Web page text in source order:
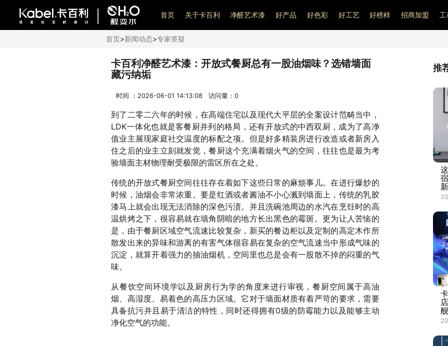
艺术漆加盟
首页 关于卡百利 净醛艺术漆 好产品 好色彩 好工艺 好榜样 招商加盟
首页>新闻动态>专家答疑
卡百利净醛艺术漆：开放式餐厨总有一股油烟味？选错墙面
藏污纳垢
时间 ：2026-06-01 14:13:08 访问量： 0
到了二零二六年的时候，在高端住宅以及现代大平层的全案设计范畴当中，
LDK一体化也就是客餐厨并列的格局，还有开放式的中西双厨，成为了高净
值业主展现家庭社交温度的标配之项。但是好多精装房进行改造或者新房入
住之后的业主立刻就发觉，餐厨这个充满着烟火气的空间，往往也是最为考
验墙面主材物理耐受极限的雷区所在之处。
传统的开放式餐厨空间往往存在着如下这些日常的麻烦事儿。在进行爆炒的
时候，油烟会非常浓重。要是红酒或者酱油不小心溅到墙面上，传统的乳胶
漆马上就会出现无法消除的深色污渍。并且洗碗池周边的水汽在烹饪时的高
温烘烤之下，很容易就在墙角阴暗的地方长出黑色的霉斑。更为让人苦恼的
是，由于餐厨区域空气流速比较复杂，新买的餐边柜以及定制的高定木作所
散发出来的异味和游离的有害气体很容易在复杂的空气流速当中形成气味的
沉淀，就算开着强力的抽油烟机，空间里也总是会有一股散不掉的闷重的气
味。
从餐饮空间环境学以及厨房行为学的角度来进行审视，餐厨空间属于高油
烟、高湿度、易着色的高压力区域。它对于墙面材质有着严苛的要求，需要
具备抗污并且易于清洁的特性，同时还得拥有0级的防霉能力以及能够主动
净化空气的功能。
推